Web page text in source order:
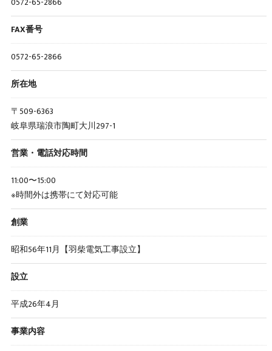
FAX番号
0572-65-2866
所在地
〒509-6363
岐阜県瑞浪市陶町大川297-1
営業・電話対応時間
11:00〜15:00
※時間外は携帯にて対応可能
創業
昭和56年11月【羽柴電気工事設立】
設立
平成26年4月
事業内容